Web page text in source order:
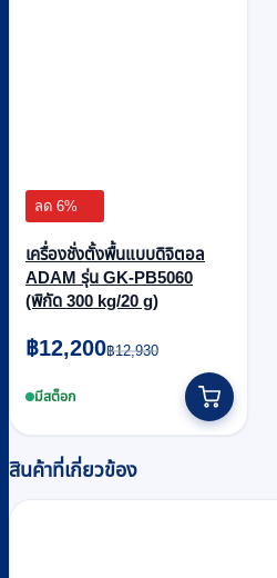
ลด 6%
เครื่องชั่งตั้งพื้นแบบดิจิตอล
ADAM รุ่น GK-PB5060
(พิกัด 300 kg/20 g)
฿12,930
Original
price
was:
฿12,200
Current
price
is:มีสต็อก
สินค้าที่เกี่ยวข้อง